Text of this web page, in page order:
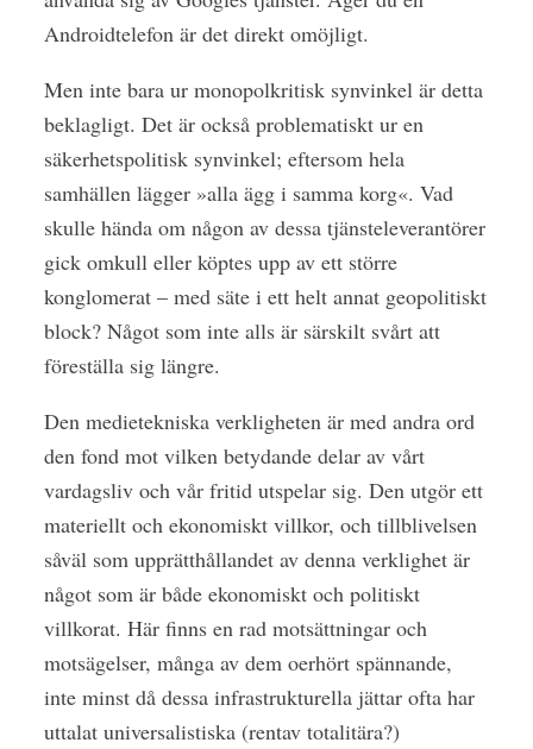
Androidtelefon är det direkt omöjligt.
Men inte bara ur monopolkritisk synvinkel är detta
beklagligt. Det är också problematiskt ur en
säkerhetspolitisk synvinkel; eftersom hela
samhällen lägger »alla ägg i samma korg«. Vad
skulle hända om någon av dessa tjänsteleverantörer
gick omkull eller köptes upp av ett större
konglomerat – med säte i ett helt annat geopolitiskt
block? Något som inte alls är särskilt svårt att
föreställa sig längre.
Den medietekniska verkligheten är med andra ord
den fond mot vilken betydande delar av vårt
vardagsliv och vår fritid utspelar sig. Den utgör ett
materiellt och ekonomiskt villkor, och tillblivelsen
såväl som upprätthållandet av denna verklighet är
något som är både ekonomiskt och politiskt
villkorat. Här finns en rad motsättningar och
motsägelser, många av dem oerhört spännande,
inte minst då dessa infrastrukturella jättar ofta har
uttalat universalistiska (rentav totalitära?)